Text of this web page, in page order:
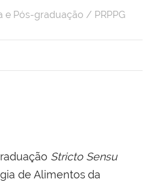
e Pós-graduação / PRPPG
Stricto Sensu
de Alimentos da